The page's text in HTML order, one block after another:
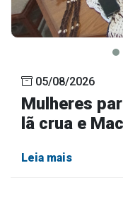
05/08/2026
Mulheres
lã crua e
Leia mais